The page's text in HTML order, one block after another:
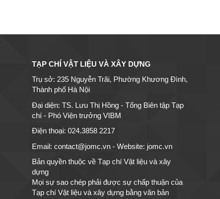
TẠP CHÍ VẬT LIỆU VÀ XÂY DỰNG
Trụ sở: 235 Nguyễn Trãi, Phường Khương Đình,
Thành phố Hà Nội
Đại diện: TS. Lưu Thị Hồng - Tổng Biên tập Tạp
chí - Phó Viện trưởng VIBM
Điện thoại: 024.3858 2217
Email: contact@jomc.vn - Website: jomc.vn
Bản quyền thuộc về Tạp chí Vật liệu và xây
dựng
Mọi sự sao chép phải được sự chấp thuận của
Tạp chí Vật liệu và xây dựng bằng văn bản